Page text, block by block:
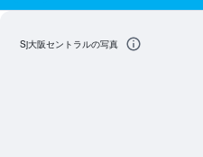
Sj大阪セントラルの写真